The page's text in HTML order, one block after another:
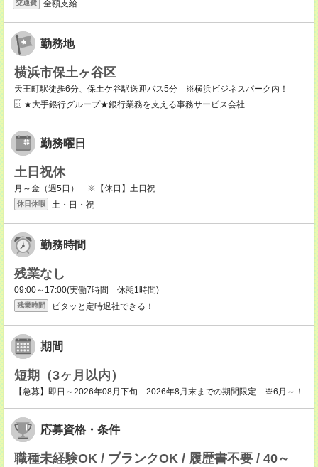
交通費 全額支給
勤務地
横浜市保土ヶ谷区
天王町駅徒歩6分、保土ケ谷駅送迎バス5分 ※横浜ビジネスパーク内！
★大手銀行グループ★銀行業務を支える事務サービス会社
勤務曜日
土日祝休
月～金（週5日） ※【休日】土日祝
休日休暇 土・日・祝
勤務時間
残業なし
09:00～17:00(実働7時間 休憩1時間)
残業時間 ピタッと定時退社できる！
期間
短期（3ヶ月以内）
【急募】即日～2026年08月下旬 2026年8月末までの期間限定 ※6月～！
応募資格・条件
職種未経験OK / ブランクOK / 履歴書不要 / 40～